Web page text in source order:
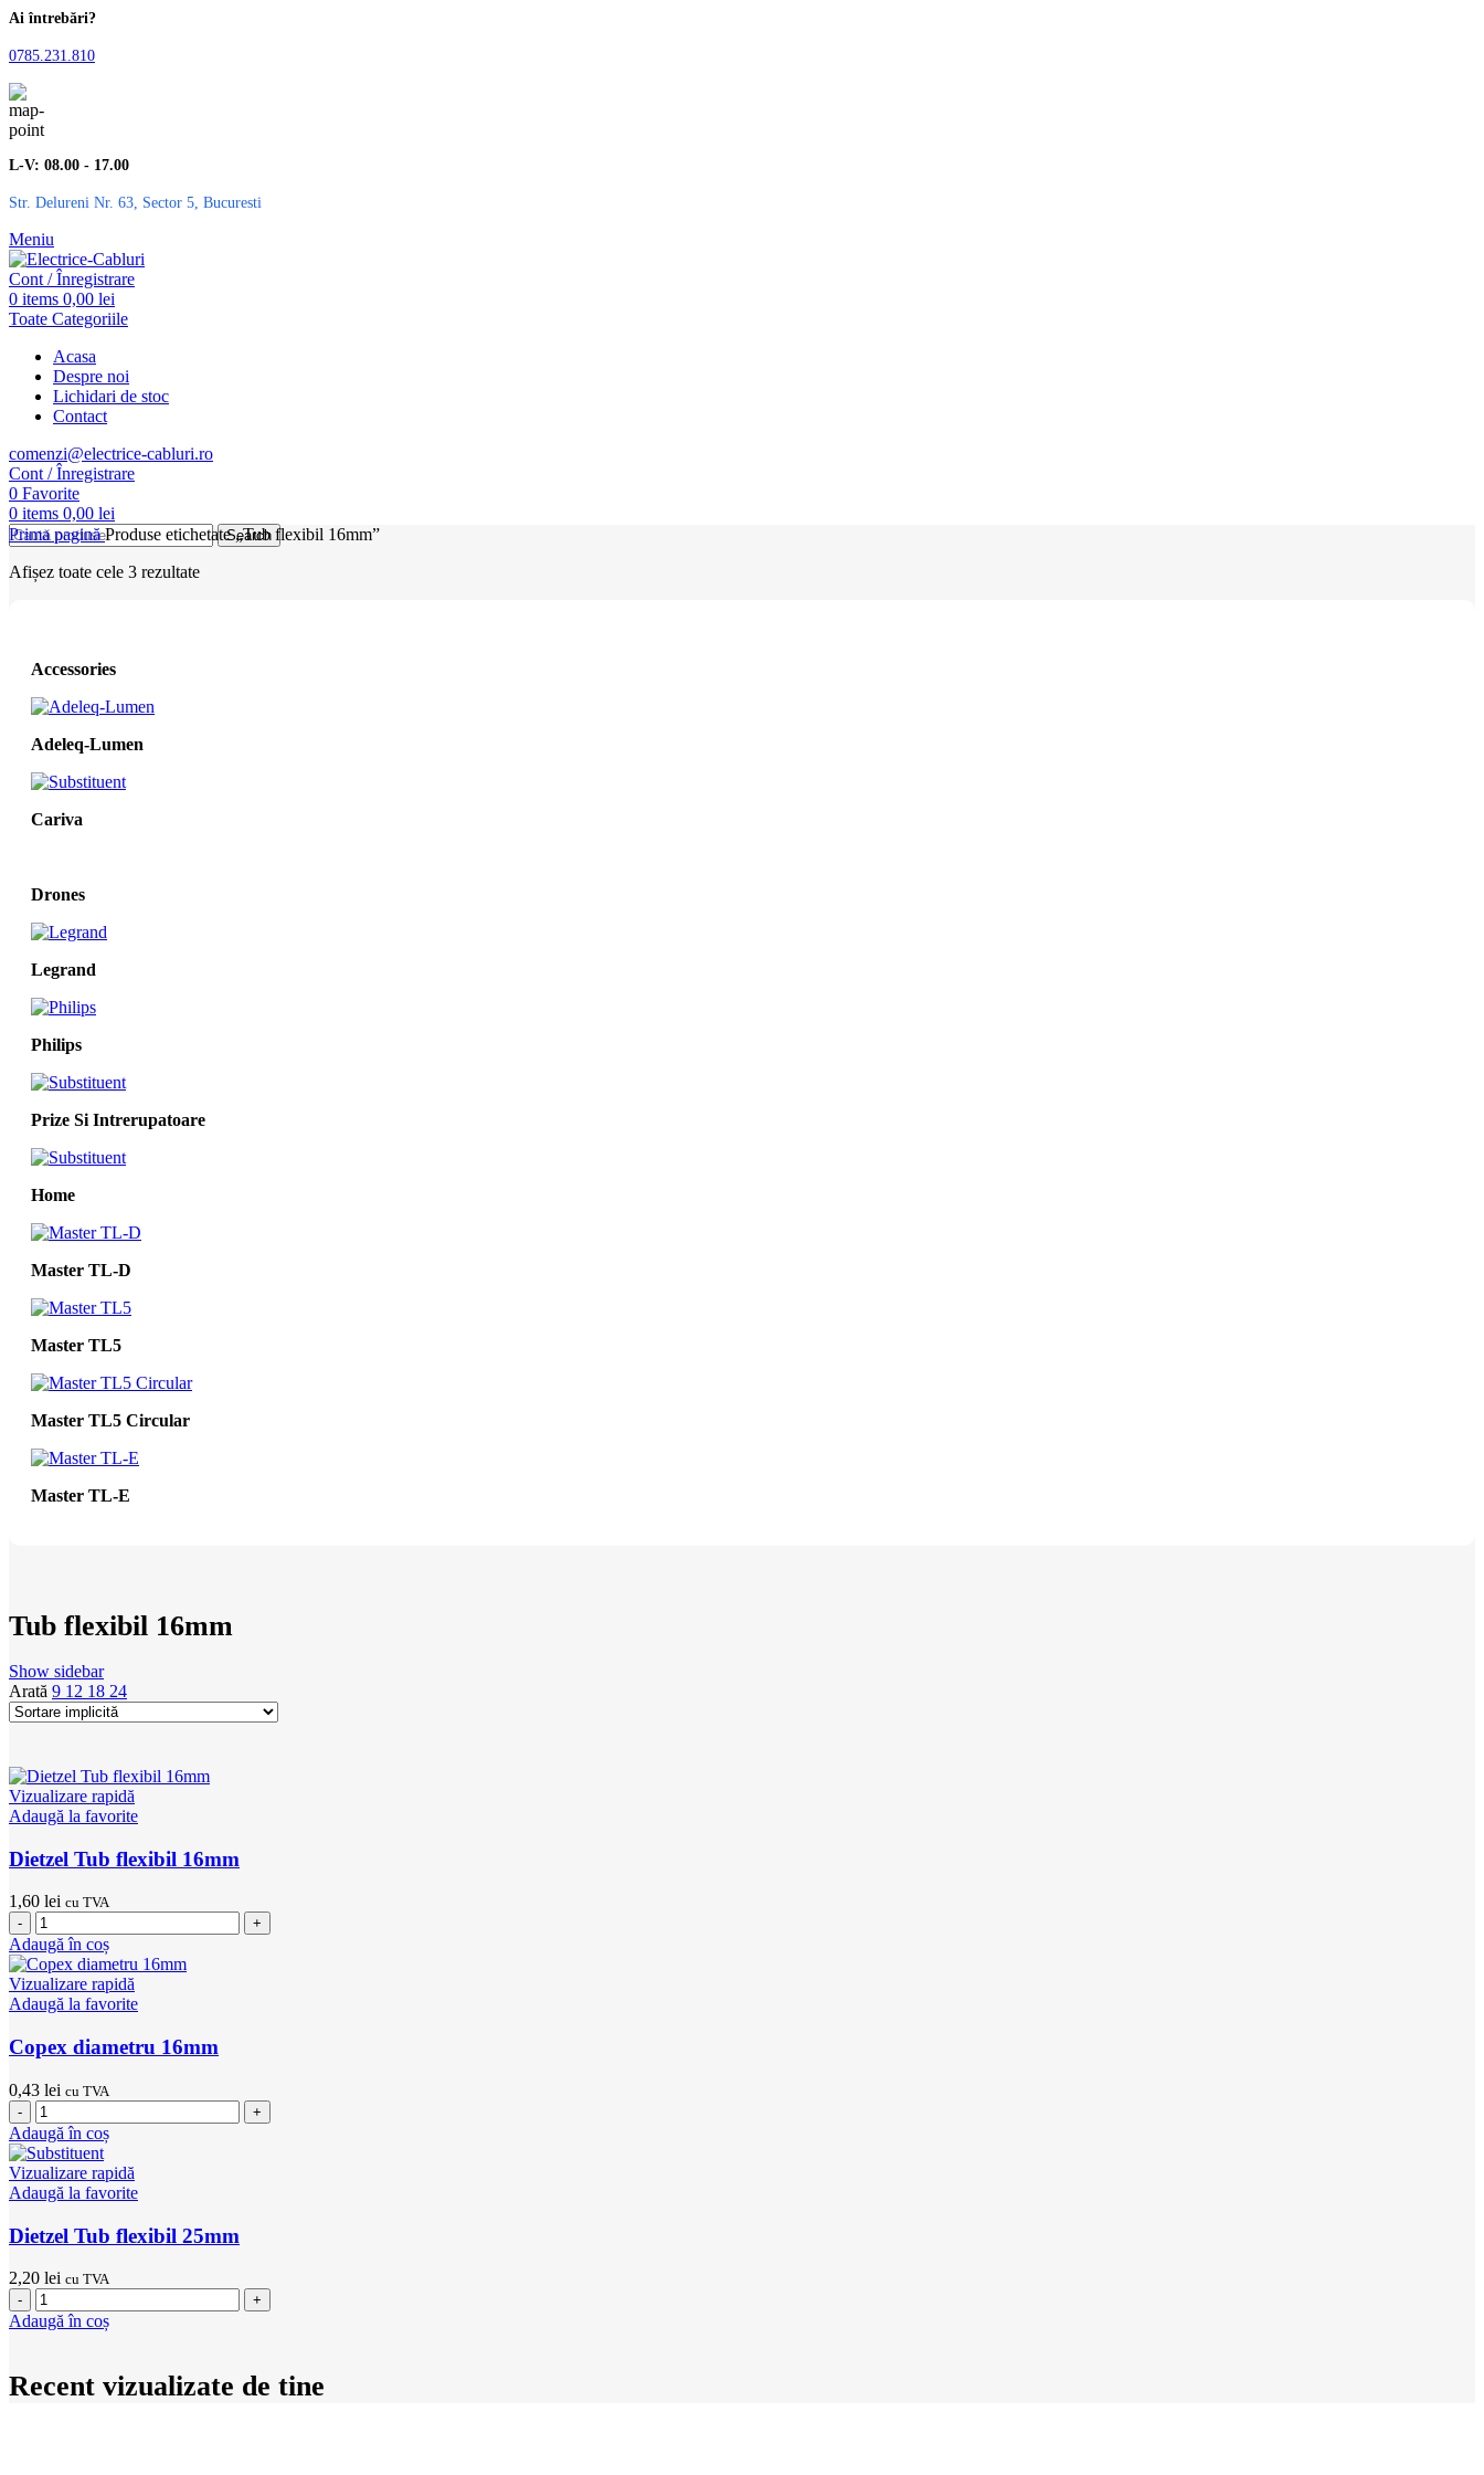
Ai întrebări?
0785.231.810
L-V: 08.00 - 17.00
Str. Delureni Nr. 63, Sector 5, Bucuresti
Meniu
Cont / Înregistrare
0 items 0,00 lei
Toate Categoriile
Acasa
Despre noi
Lichidari de stoc
Contact
comenzi@electrice-cabluri.ro
Cont / Înregistrare
0 Favorite
0 items 0,00 lei
Search
Prima paginăProduse etichetate „Tub flexibil 16mm”
Afișez toate cele 3 rezultate
Accessories
Adeleq-Lumen
Cariva
Drones
Legrand
Philips
Prize Si Intrerupatoare
Home
Master TL-D
Master TL5
Master TL5 Circular
Master TL-E
Tub flexibil 16mm
Show sidebar
Arată 9 12 18 24
Vizualizare rapidă
Adaugă la favorite
Dietzel Tub flexibil 16mm
1,60 lei cu TVA
Cantitate
Dietzel
Tub
flexibil
16mm
Adaugă în coș
Vizualizare rapidă
Adaugă la favorite
Copex diametru 16mm
0,43 lei cu TVA
Cantitate
Copex
diametru
16mm
Adaugă în coș
Vizualizare rapidă
Adaugă la favorite
Dietzel Tub flexibil 25mm
2,20 lei cu TVA
Cantitate
Dietzel
Tub
Adaugă în coș
Recent vizualizate de tine